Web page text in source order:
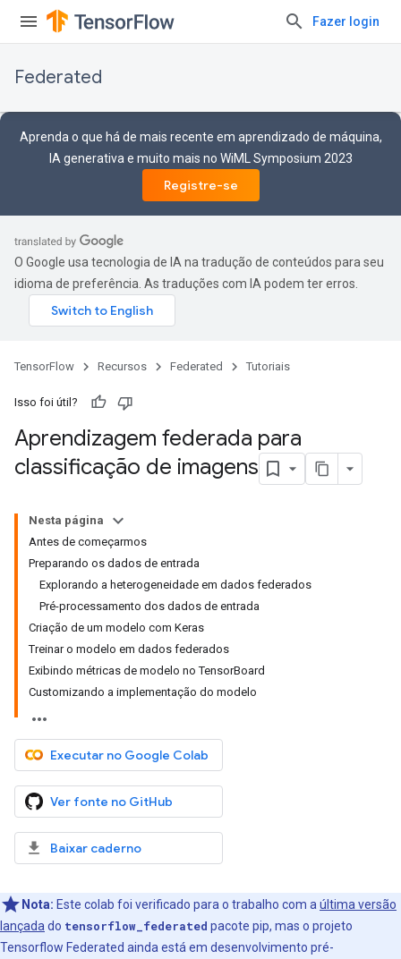
Fazer login
Federated
Aprenda o que há de mais recente em aprendizado de máquina,
IA generativa e muito mais no WiML Symposium 2023
Registre-se
O Google usa tecnologia de IA na tradução de conteúdos para seu
idioma de preferência. As traduções com IA podem ter erros.
TensorFlow Recursos Federated Tutoriais
Isso foi útil?
Aprendizagem federada para
classificação de imagens
Nesta página
Antes de começarmos
Preparando os dados de entrada
Explorando a heterogeneidade em dados federados
Pré-processamento dos dados de entrada
Criação de um modelo com Keras
Treinar o modelo em dados federados
Exibindo métricas de modelo no TensorBoard
Customizando a implementação do modelo
Executar no Google Colab
Ver fonte no GitHub
Baixar caderno
Nota: Este colab foi verificado para o trabalho com a última versão
lançada do tensorflow_federated pacote pip, mas o projeto
Tensorflow Federated ainda está em desenvolvimento pré-